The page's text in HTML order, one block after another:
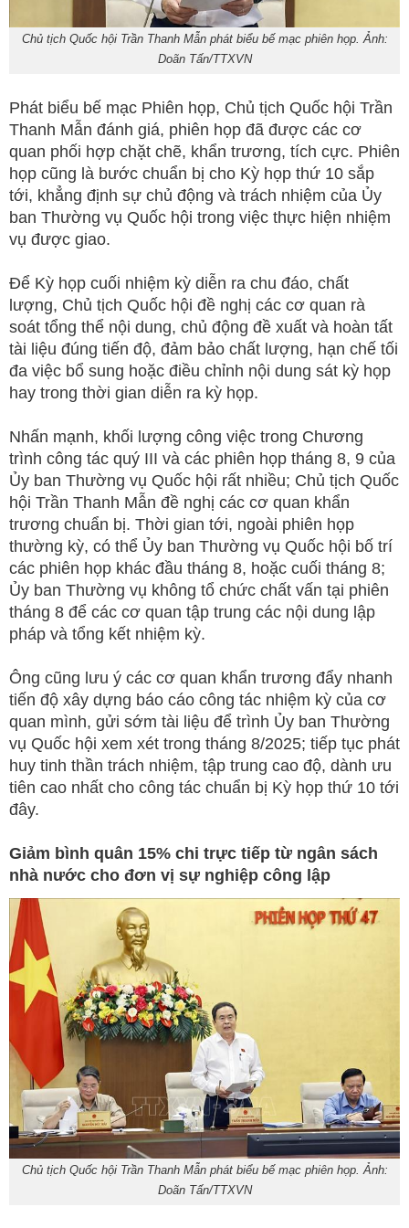
Chủ tịch Quốc hội Trần Thanh Mẫn phát biểu bế mạc phiên họp. Ảnh:
Doãn Tấn/TTXVN
Phát biểu bế mạc Phiên họp, Chủ tịch Quốc hội Trần
Thanh Mẫn đánh giá, phiên họp đã được các cơ
quan phối hợp chặt chẽ, khẩn trương, tích cực. Phiên
họp cũng là bước chuẩn bị cho Kỳ họp thứ 10 sắp
tới, khẳng định sự chủ động và trách nhiệm của Ủy
ban Thường vụ Quốc hội trong việc thực hiện nhiệm
vụ được giao.
Để Kỳ họp cuối nhiệm kỳ diễn ra chu đáo, chất
lượng, Chủ tịch Quốc hội đề nghị các cơ quan rà
soát tổng thể nội dung, chủ động đề xuất và hoàn tất
tài liệu đúng tiến độ, đảm bảo chất lượng, hạn chế tối
đa việc bổ sung hoặc điều chỉnh nội dung sát kỳ họp
hay trong thời gian diễn ra kỳ họp.
Nhấn mạnh, khối lượng công việc trong Chương
trình công tác quý III và các phiên họp tháng 8, 9 của
Ủy ban Thường vụ Quốc hội rất nhiều; Chủ tịch Quốc
hội Trần Thanh Mẫn đề nghị các cơ quan khẩn
trương chuẩn bị. Thời gian tới, ngoài phiên họp
thường kỳ, có thể Ủy ban Thường vụ Quốc hội bố trí
các phiên họp khác đầu tháng 8, hoặc cuối tháng 8;
Ủy ban Thường vụ không tổ chức chất vấn tại phiên
tháng 8 để các cơ quan tập trung các nội dung lập
pháp và tổng kết nhiệm kỳ.
Ông cũng lưu ý các cơ quan khẩn trương đẩy nhanh
tiến độ xây dựng báo cáo công tác nhiệm kỳ của cơ
quan mình, gửi sớm tài liệu để trình Ủy ban Thường
vụ Quốc hội xem xét trong tháng 8/2025; tiếp tục phát
huy tinh thần trách nhiệm, tập trung cao độ, dành ưu
tiên cao nhất cho công tác chuẩn bị Kỳ họp thứ 10 tới
đây.
Giảm bình quân 15% chi trực tiếp từ ngân sách
nhà nước cho đơn vị sự nghiệp công lập
Chủ tịch Quốc hội Trần Thanh Mẫn phát biểu bế mạc phiên họp. Ảnh:
Doãn Tấn/TTXVN